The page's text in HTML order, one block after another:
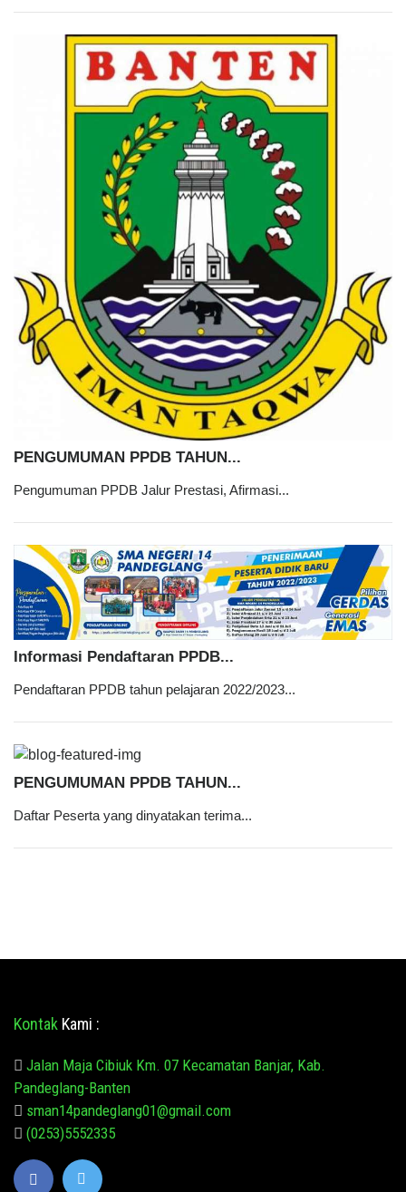
PENGUMUMAN PPDB TAHUN...
Pengumuman PPDB Jalur Prestasi, Afirmasi...
Informasi Pendaftaran PPDB...
Pendaftaran PPDB tahun pelajaran 2022/2023...
PENGUMUMAN PPDB TAHUN...
Daftar Peserta yang dinyatakan terima...
Kontak Kami :
Jalan Maja Cibiuk Km. 07 Kecamatan Banjar, Kab.
Pandeglang-Banten
sman14pandeglang01@gmail.com
(0253)5552335